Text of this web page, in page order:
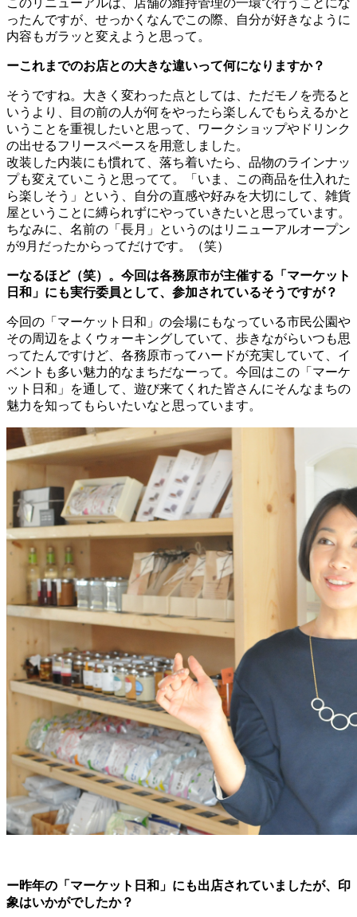
このリニューアルは、店舗の維持管理の一環で行うことにな
ったんですが、せっかくなんでこの際、自分が好きなように
内容もガラッと変えようと思って。
ーこれまでのお店との大きな違いって何になりますか？
そうですね。大きく変わった点としては、ただモノを売ると
いうより、目の前の人が何をやったら楽しんでもらえるかと
いうことを重視したいと思って、ワークショップやドリンク
の出せるフリースペースを用意しました。
改装した内装にも慣れて、落ち着いたら、品物のラインナッ
プも変えていこうと思ってて。「いま、この商品を仕入れた
ら楽しそう」という、自分の直感や好みを大切にして、雑貨
屋ということに縛られずにやっていきたいと思っています。
ちなみに、名前の「長月」というのはリニューアルオープン
が9月だったからってだけです。（笑）
ーなるほど（笑）。今回は各務原市が主催する「マーケット
日和」にも実行委員として、参加されているそうですが？
今回の「マーケット日和」の会場にもなっている市民公園や
その周辺をよくウォーキングしていて、歩きながらいつも思
ってたんですけど、各務原市ってハードが充実していて、イ
ベントも多い魅力的なまちだなーって。今回はこの「マーケ
ット日和」を通して、遊び来てくれた皆さんにそんなまちの
魅力を知ってもらいたいなと思っています。
ー昨年の「マーケット日和」にも出店されていましたが、印
象はいかがでしたか？